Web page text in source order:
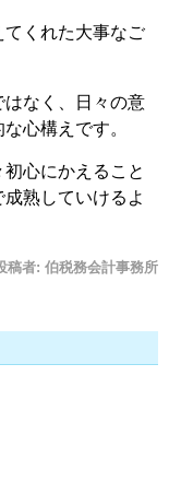
くれた大事なご
なく、日々の意
心構えです。
心にかえること
熟していけるよ
稿者: 伯税務会計事務所